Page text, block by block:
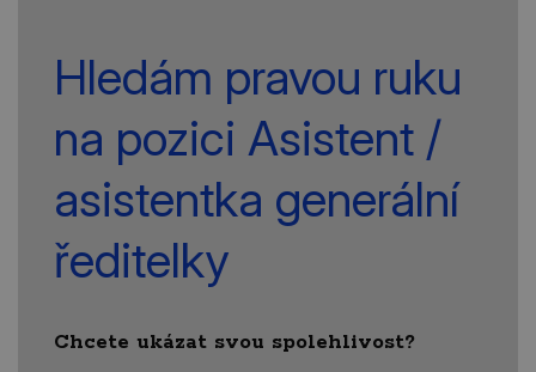
Hledám pravou ruku
na pozici Asistent /
asistentka generální
ředitelky
Chcete ukázat svou spolehlivost?